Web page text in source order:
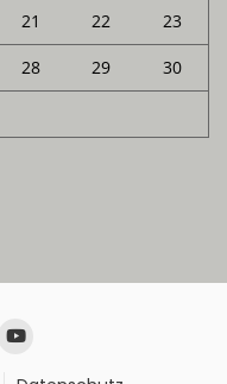
21 22 23
28 29 30